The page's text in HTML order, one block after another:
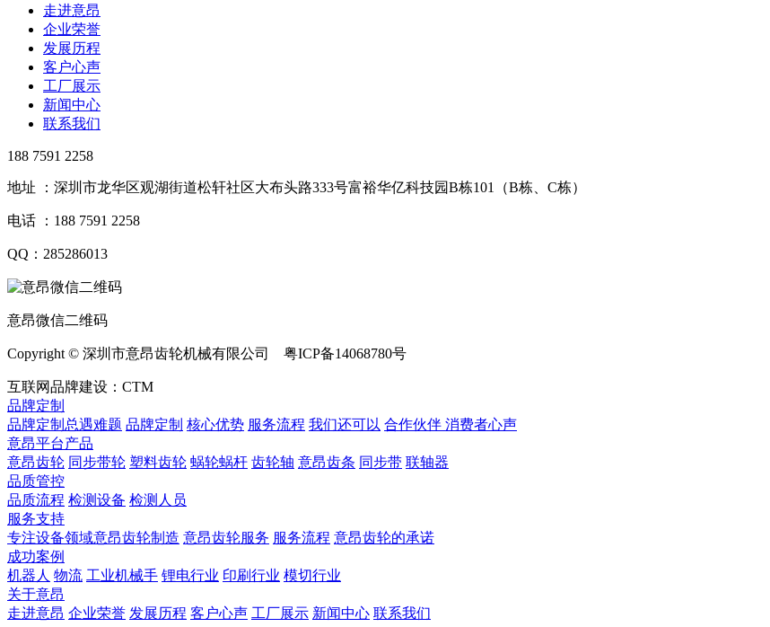
走进意昂
企业荣誉
发展历程
客户心声
工厂展示
新闻中心
联系我们
188 7591 2258
地址 ：深圳市龙华区观湖街道松轩社区大布头路333号富裕华亿科技园B栋101（B栋、C栋）
电话 ：188 7591 2258
QQ：285286013
意昂微信二维码
Copyright © 深圳市意昂齿轮机械有限公司 粤ICP备14068780号
互联网品牌建设：CTM
品牌定制
品牌定制总遇难题 品牌定制 核心优势 服务流程 我们还可以 合作伙伴 ​ 消费者心声
意昂平台产品
意昂齿轮 同步带轮 塑料齿轮 蜗轮蜗杆 齿轮轴 意昂齿条 同步带 联轴器
品质管控
品质流程 检测设备 检测人员
服务支持
专注设备领域意昂齿轮制造 意昂齿轮服务 服务流程 意昂齿轮的承诺
成功案例
机器人 物流 工业机械手 锂电行业 印刷行业 模切行业
关于意昂
走进意昂 企业荣誉 发展历程 客户心声 工厂展示 新闻中心 联系我们